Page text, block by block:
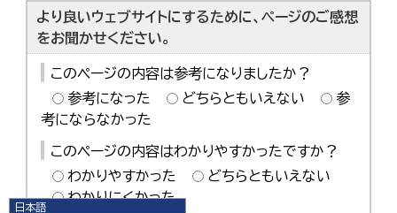
日本語
より良いウェブサイトにするために、ページのご感想
をお聞かせください。
このページの内容は参考になりましたか？
参考になった
どちらともいえない
参
考にならなかった
このページの内容はわかりやすかったですか？
わかりやすかった
どちらともいえない
わかりにくかった